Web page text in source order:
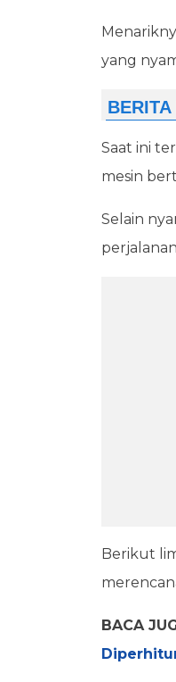
yang
Saat ini
mesin
Selain
Berikut
BACA